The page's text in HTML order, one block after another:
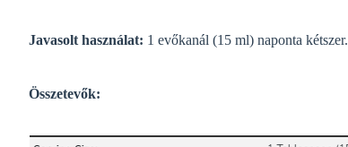
Javasolt használat: 1 evőkanál (15 ml) naponta kétszer.
Összetevők: